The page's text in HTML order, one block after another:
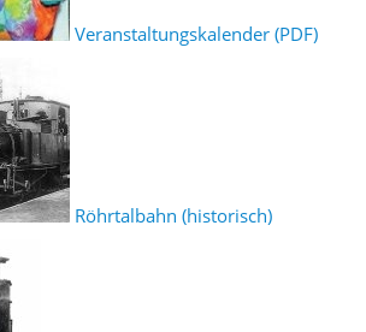
Veranstaltungskalender (PDF)
Röhrtalbahn (historisch)